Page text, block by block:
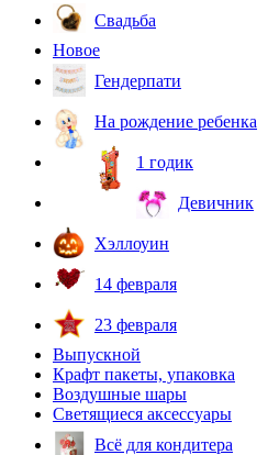
Свадьба
Новое
Гендерпати
На рождение ребенка
1 годик
Девичник
Хэллоуин
14 февраля
23 февраля
Выпускной
Крафт пакеты, упаковка
Воздушные шары
Светящиеся аксессуары
Всё для кондитера